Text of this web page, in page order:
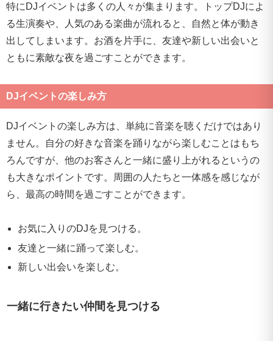
特にDJイベントは多くの人々が集まります。トップDJによ
る生演奏や、人気のある楽曲が流れると、自然と体が動き
出してしまいます。お酒を片手に、友達や新しい出会いと
ともに素敵な夜を過ごすことができます。
DJイベントの楽しみ方
DJイベントの楽しみ方は、単純に音楽を聴くだけではあり
ません。自分の好きな音楽を踊りながら楽しむことはもち
ろんですが、他のお客さんと一緒に盛り上がれるというの
も大きなポイントです。周囲の人たちと一体感を感じなが
ら、最高の時間を過ごすことができます。
お気に入りのDJを見つける。
友達と一緒に踊って楽しむ。
新しい出会いを楽しむ。
一緒に行きたい仲間を見つける